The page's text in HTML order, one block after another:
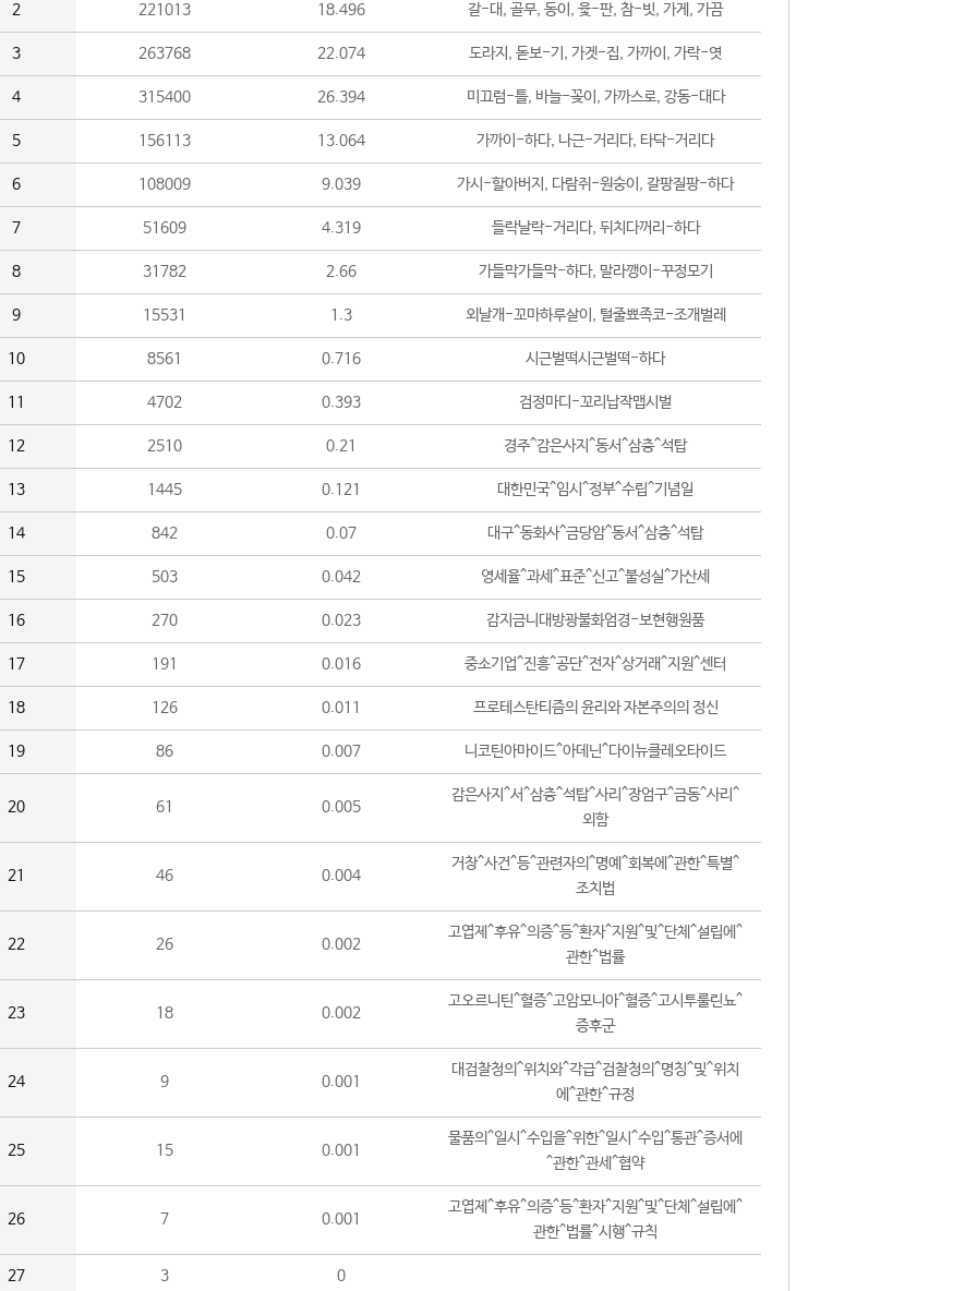
2 221013 18.496 갈-대, 골무, 동이, 윷-판, 참-빗, 가게, 가끔
3 263768 22.074 도라지, 돋보-기, 가겟-집, 가까이, 가락-엿
4 315400 26.394 미끄럼-틀, 바늘-꽂이, 가까스로, 강동-대다
5 156113 13.064 가까이-하다, 나근-거리다, 타닥-거리다
6 108009 9.039 가시-할아버지, 다람쥐-원숭이, 갈팡질팡-하다
7 51609 4.319 들락날락-거리다, 뒤치다꺼리-하다
8 31782 2.66 가들막가들막-하다, 말라깽이-꾸정모기
9 15531 1.3 외날개-꼬마하루살이, 털줄뾰족코-조개벌레
10 8561 0.716 시근벌떡시근벌떡-하다
11 4702 0.393 검정마디-꼬리납작맵시벌
12 2510 0.21 경주^감은사지^동서^삼층^석탑
13 1445 0.121 대한민국^임시^정부^수립^기념일
14 842 0.07 대구^동화사^금당암^동서^삼층^석탑
15 503 0.042 영세율^과세^표준^신고^불성실^가산세
16 270 0.023 감지금니대방광불화엄경-보현행원품
17 191 0.016 중소기업^진흥^공단^전자^상거래^지원^센터
18 126 0.011 프로테스탄티즘의 윤리와 자본주의의 정신
19 86 0.007 니코틴아마이드^아데닌^다이뉴클레오타이드
20 61 0.005
감은사지^서^삼층^석탑^사리^장엄구^금동^사리^
외함
21 46 0.004
거창^사건^등^관련자의^명예^회복에^관한^특별^
조치법
22 26 0.002
고엽제^후유^의증^등^환자^지원^및^단체^설립에^
관한^법률
23 18 0.002
고오르니틴^혈증^고암모니아^혈증^고시투룰린뇨^
증후군
24 9 0.001
대검찰청의^위치와^각급^검찰청의^명칭^및^위치
에^관한^규정
25 15 0.001
물품의^일시^수입을^위한^일시^수입^통관^증서에
^관한^관세^협약
26 7 0.001
고엽제^후유^의증^등^환자^지원^및^단체^설립에^
관한^법률^시행^규칙
27 3 0